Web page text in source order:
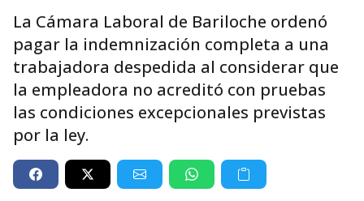
La Cámara Laboral de Bariloche ordenó
pagar la indemnización completa a una
trabajadora despedida al considerar que
la empleadora no acreditó con pruebas
las condiciones excepcionales previstas
por la ley.